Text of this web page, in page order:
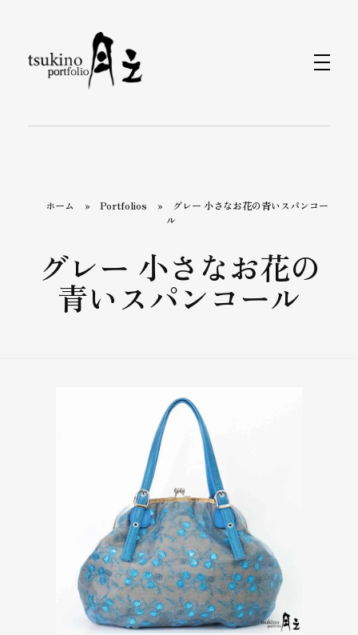
ホーム » Portfolios »
グレー 小さなお花の青いスパンコー
ル
グレー 小さなお花の
青いスパンコール